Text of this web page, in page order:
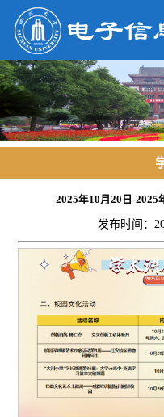
2025年10月20日-2025
发布时间：